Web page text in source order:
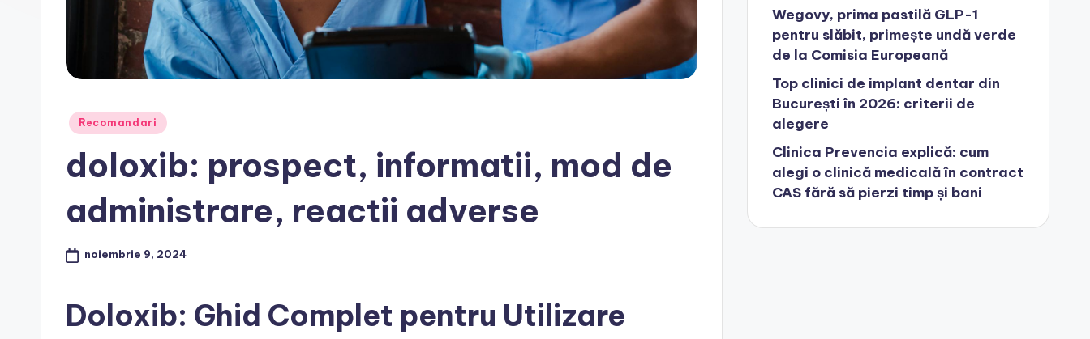
Posted
Recomandari
doloxib: prospect, informatii, mod de
administrare, reactii adverse
noiembrie 9, 2024
Doloxib: Ghid Complet pentru Utilizare
Wegovy, prima pastilă GLP-1
pentru slăbit, primește undă verde
de la Comisia Europeană
Top clinici de implant dentar din
București în 2026: criterii de
alegere
Clinica Prevencia explică: cum
alegi o clinică medicală în contract
CAS fără să pierzi timp și bani